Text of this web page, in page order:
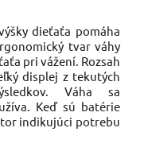
dieťaťa pomáha
tvar váhy
pri vážení. Rozsah
displej z tekutých
Váha sa
Keď sú batérie
indikujúci potrebu